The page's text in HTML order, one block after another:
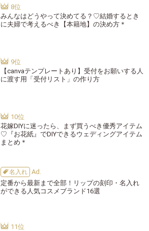
みんなはどうやって決めてる？♡結婚するとき
に夫婦で考えるべき【本籍地】の決め方＊
【canvaテンプレートあり】受付をお願いする人
に渡す用「受付リスト」の作り方
花嫁DIYに迷ったら、まず買うべき優秀アイテム
♡『お花紙』でDIYできるウェディングアイテム
まとめ＊
名入れ
定番から最新まで全部！リップの刻印・名入れ
ができる人気コスメブランド16選